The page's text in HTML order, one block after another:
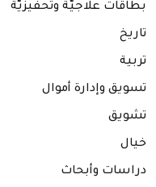
بطاقات علاجيّة وتحفيزيّة
تاريخ
تربية
تسويق وإدارة أموال
تشويق
خيال
دراسات وأبحاث